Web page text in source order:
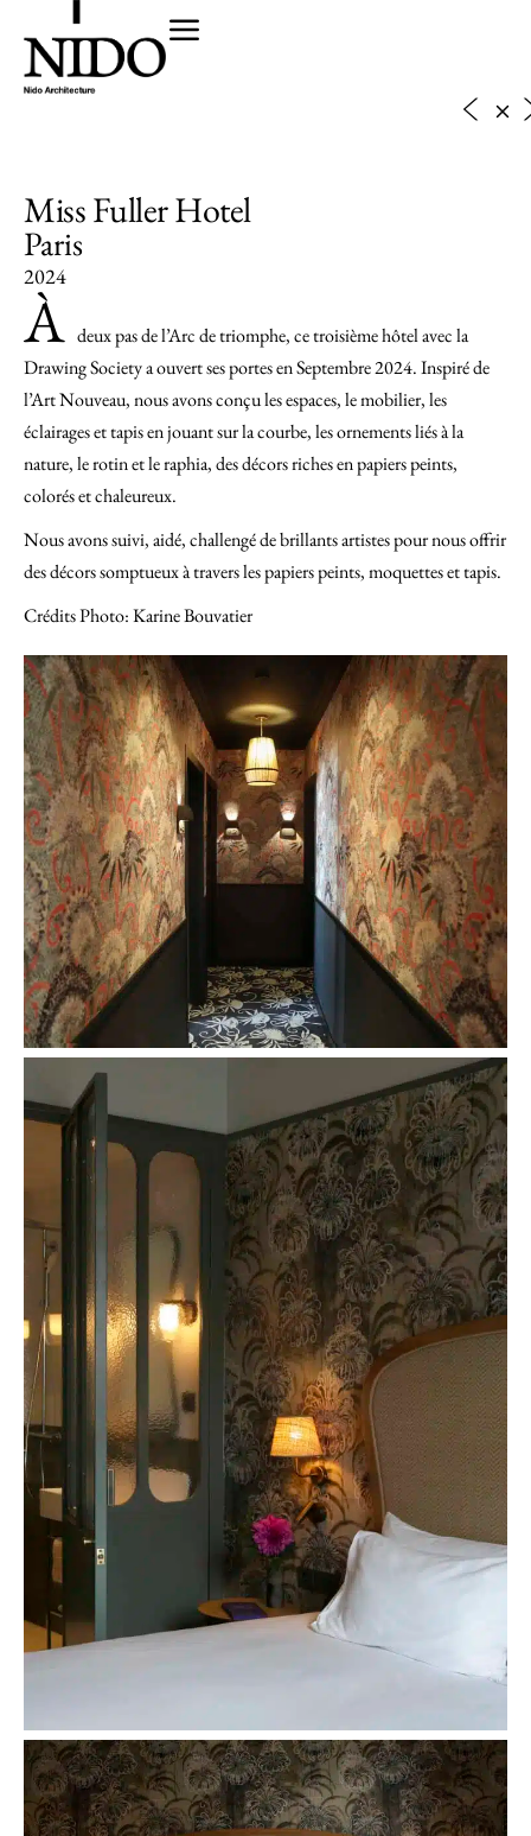
Miss Fuller Hotel
Paris
2024
À deux pas de l’Arc de triomphe, ce troisième hôtel avec la
Drawing Society a ouvert ses portes en Septembre 2024. Inspiré de
l’Art Nouveau, nous avons conçu les espaces, le mobilier, les
éclairages et tapis en jouant sur la courbe, les ornements liés à la
nature, le rotin et le raphia, des décors riches en papiers peints,
colorés et chaleureux.
Nous avons suivi, aidé, challengé de brillants artistes pour nous offrir
des décors somptueux à travers les papiers peints, moquettes et tapis.
Crédits Photo: Karine Bouvatier